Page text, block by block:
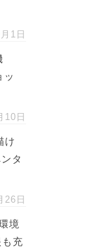
1日
ッ
10日
け
タ
26日
境
充